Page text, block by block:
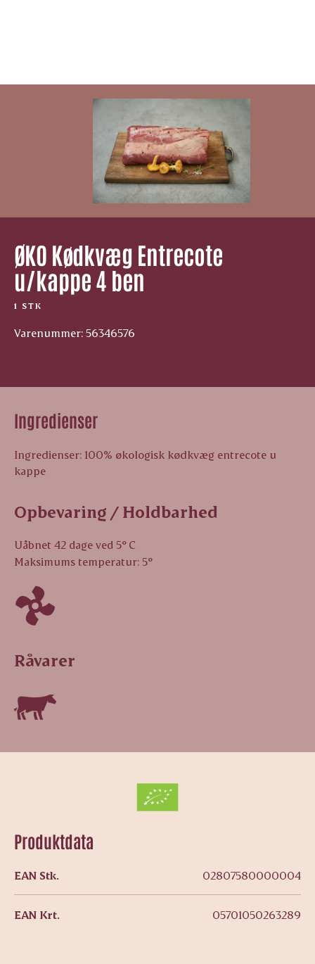
ØKO Kødkvæg Entrecote
u/kappe 4 ben
1 STK
Varenummer: 56346576
Produktdata
EAN Stk. 02807580000004
EAN Krt. 05701050263289
Ingredienser
Ingredienser: 100% økologisk kødkvæg entrecote u
kappe
Opbevaring / Holdbarhed
Uåbnet 42 dage ved 5° C
Maksimums temperatur: 5°
Råvarer